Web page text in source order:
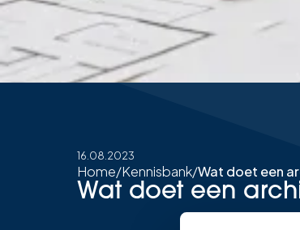
16.08.2023
Home/Kennisbank/Wat doet een
Wat doet een